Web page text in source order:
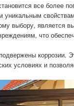
все более
уникальным
выбору, является
что
коррозии.
условиях и